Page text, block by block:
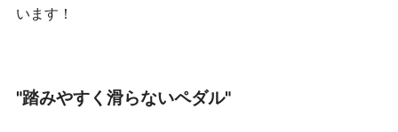
います！
"踏みやすく滑らないペダル"